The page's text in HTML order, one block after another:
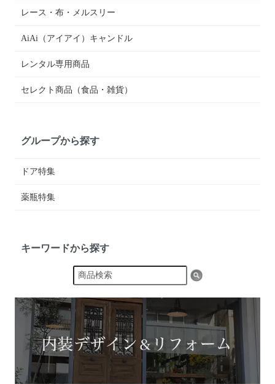
レース・布・メルスリー
AiAi（アイアイ）キャンドル
レンタル専用商品
セレクト商品（食品・雑貨）
グループから探す
ドア特集
薬瓶特集
キーワードから探す